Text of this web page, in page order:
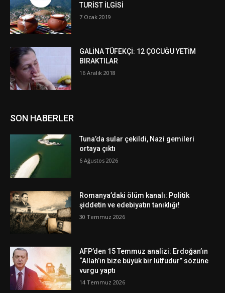
TURİST İLGİSİ
7 Ocak 2019
GALİNA TÜFEKÇİ: 12 ÇOCUĞU YETİM
BIRAKTILAR
16 Aralık 2018
SON HABERLER
Tuna’da sular çekildi, Nazi gemileri
ortaya çıktı
6 Ağustos 2026
Romanya’daki ölüm kanalı: Politik
şiddetin ve edebiyatın tanıklığı!
30 Temmuz 2026
AFP’den 15 Temmuz analizi: Erdoğan’ın
“Allah’ın bize büyük bir lütfudur” sözüne
vurgu yaptı
14 Temmuz 2026